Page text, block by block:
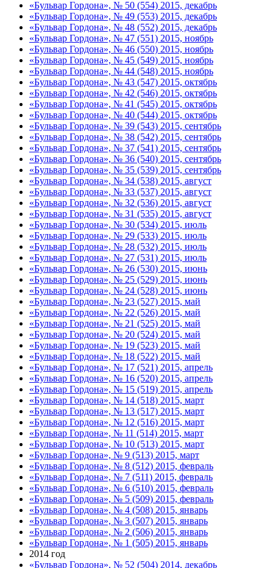
«Бульвар Гордона», № 50 (554) 2015, декабрь
«Бульвар Гордона», № 49 (553) 2015, декабрь
«Бульвар Гордона», № 48 (552) 2015, декабрь
«Бульвар Гордона», № 47 (551) 2015, ноябрь
«Бульвар Гордона», № 46 (550) 2015, ноябрь
«Бульвар Гордона», № 45 (549) 2015, ноябрь
«Бульвар Гордона», № 44 (548) 2015, ноябрь
«Бульвар Гордона», № 43 (547) 2015, октябрь
«Бульвар Гордона», № 42 (546) 2015, октябрь
«Бульвар Гордона», № 41 (545) 2015, октябрь
«Бульвар Гордона», № 40 (544) 2015, октябрь
«Бульвар Гордона», № 39 (543) 2015, сентябрь
«Бульвар Гордона», № 38 (542) 2015, сентябрь
«Бульвар Гордона», № 37 (541) 2015, сентябрь
«Бульвар Гордона», № 36 (540) 2015, сентябрь
«Бульвар Гордона», № 35 (539) 2015, сентябрь
«Бульвар Гордона», № 34 (538) 2015, август
«Бульвар Гордона», № 33 (537) 2015, август
«Бульвар Гордона», № 32 (536) 2015, август
«Бульвар Гордона», № 31 (535) 2015, август
«Бульвар Гордона», № 30 (534) 2015, июль
«Бульвар Гордона», № 29 (533) 2015, июль
«Бульвар Гордона», № 28 (532) 2015, июль
«Бульвар Гордона», № 27 (531) 2015, июль
«Бульвар Гордона», № 26 (530) 2015, июнь
«Бульвар Гордона», № 25 (529) 2015, июнь
«Бульвар Гордона», № 24 (528) 2015, июнь
«Бульвар Гордона», № 23 (527) 2015, май
«Бульвар Гордона», № 22 (526) 2015, май
«Бульвар Гордона», № 21 (525) 2015, май
«Бульвар Гордона», № 20 (524) 2015, май
«Бульвар Гордона», № 19 (523) 2015, май
«Бульвар Гордона», № 18 (522) 2015, май
«Бульвар Гордона», № 17 (521) 2015, апрель
«Бульвар Гордона», № 16 (520) 2015, апрель
«Бульвар Гордона», № 15 (519) 2015, апрель
«Бульвар Гордона», № 14 (518) 2015, март
«Бульвар Гордона», № 13 (517) 2015, март
«Бульвар Гордона», № 12 (516) 2015, март
«Бульвар Гордона», № 11 (514) 2015, март
«Бульвар Гордона», № 10 (513) 2015, март
«Бульвар Гордона», № 9 (513) 2015, март
«Бульвар Гордона», № 8 (512) 2015, февраль
«Бульвар Гордона», № 7 (511) 2015, февраль
«Бульвар Гордона», № 6 (510) 2015, февраль
«Бульвар Гордона», № 5 (509) 2015, февраль
«Бульвар Гордона», № 4 (508) 2015, январь
«Бульвар Гордона», № 3 (507) 2015, январь
«Бульвар Гордона», № 2 (506) 2015, январь
«Бульвар Гордона», № 1 (505) 2015, январь
2014 год
«Бульвар Гордона», № 52 (504) 2014, декабрь